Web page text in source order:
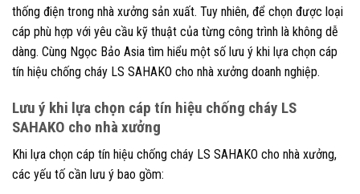
thống điện trong nhà xưởng sản xuất. Tuy nhiên, để chọn được loại
cáp phù hợp với yêu cầu kỹ thuật của từng công trình là không dễ
dàng. Cùng Ngọc Bảo Asia tìm hiểu một số lưu ý khi lựa chọn cáp
tín hiệu chống cháy LS SAHAKO cho nhà xưởng doanh nghiệp.
Lưu ý khi lựa chọn cáp tín hiệu chống cháy LS
SAHAKO cho nhà xưởng
Khi lựa chọn cáp tín hiệu chống cháy LS SAHAKO cho nhà xưởng,
các yếu tố cần lưu ý bao gồm: